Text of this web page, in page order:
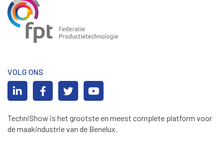
VOLG ONS
TechniShow is het grootste en meest complete platform voor
de maakindustrie van de Benelux.